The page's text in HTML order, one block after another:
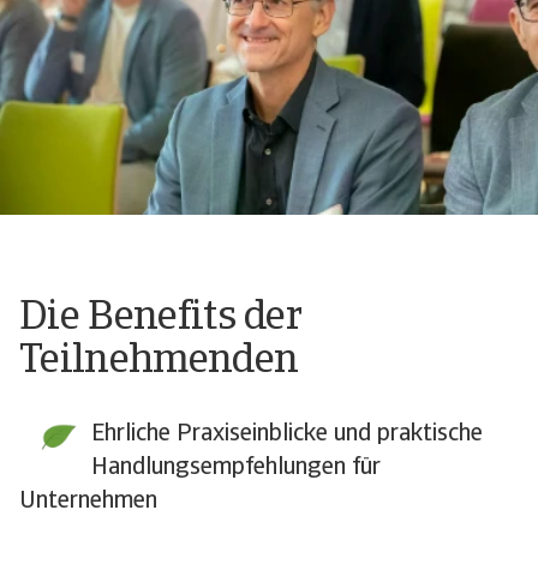
Die Benefits der
Teilnehmenden
Ehrliche Praxiseinblicke und praktische
Handlungsempfehlungen für
Unternehmen